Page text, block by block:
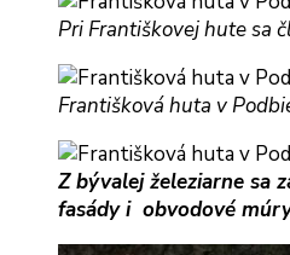
Pri Františkovej hute sa
Františková huta v
Z bývalej železiarne sa
fasády i obvodové